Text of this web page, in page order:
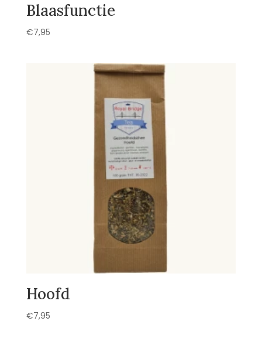
Blaasfunctie
€7,95
Hoofd
€7,95